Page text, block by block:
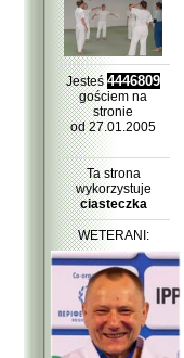
Jesteś4446809
gościem na
stronie
od 27.01.2005
Ta strona
wykorzystuje
ciasteczka
WETERANI: